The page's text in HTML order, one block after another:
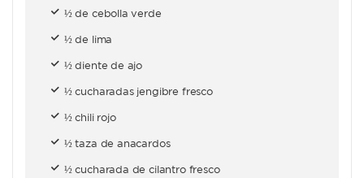
½ de cebolla verde
½ de lima
½ diente de ajo
½ cucharadas jengibre fresco
½ chili rojo
½ taza de anacardos
½ cucharada de cilantro fresco